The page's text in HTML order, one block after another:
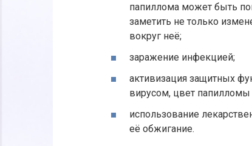
папиллома может быть
заметить не только
вокруг неё;
заражение инфекцией;
активизация защитных
вирусом, цвет папилломы
использование
её обжигание.